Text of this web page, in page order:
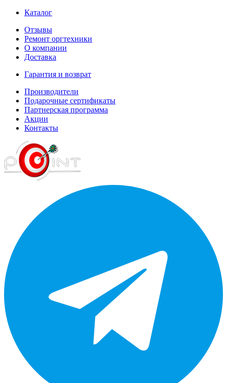
Каталог
Отзывы
Ремонт оргтехники
О компании
Доставка
Гарантия и возврат
Производители
Подарочные сертификаты
Партнерская программа
Акции
Контакты